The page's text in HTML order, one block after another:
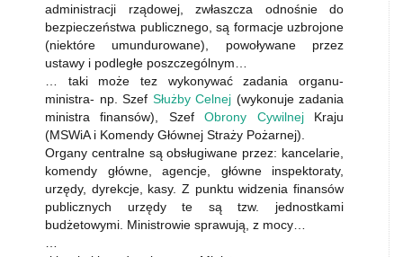
administracji rządowej, zwłaszcza odnośnie do
bezpieczeństwa publicznego, są formacje uzbrojone
(niektóre umundurowane), powoływane przez
ustawy i podległe poszczególnym…
… taki może tez wykonywać zadania organu-
ministra- np. Szef Służby Celnej (wykonuje zadania
ministra finansów), SzefObrony CywilnejKraju
(MSWiA i Komendy Głównej Straży Pożarnej).
Organy centralne są obsługiwane przez: kancelarie,
komendy główne, agencje, główne inspektoraty,
urzędy, dyrekcje, kasy. Z punktu widzenia finansów
publicznych urzędy te są tzw. jednostkami
budżetowymi. Ministrowie sprawują, z mocy…